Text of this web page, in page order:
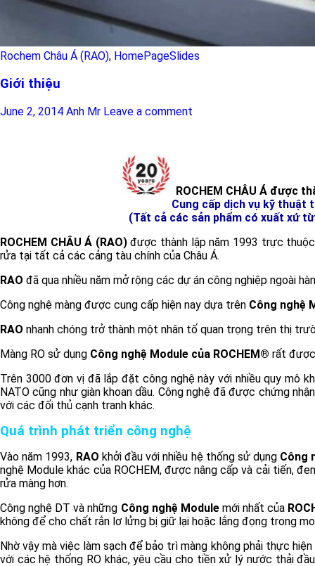
Rochem Châu Á (RAO), HomePageSlides
Giới thiệu
June 2, 2014 Anh Mr Leave a comment
ROCHEM CHÂU Á được
Cung cấp dịch vụ kỹ thuật
(Tất cả các sản phẩm có xuất xứ
ROCHEM CHÂU Á (RAO)được thành lập năm 1993 trực
rửa tại tất cả các cảng tàu chính của Châu Á.
RAO đã qua nhiều năm mở rộng các dự án công nghiệp ngoài
Công nghệ màng được cung cấp hiện nay dựa trên Công nghệ
RAO nhanh chóng trở thành một nhân tố quan trọng trên thị
Màng RO sử dụng Công nghệ Module của ROCHEM® rất
Trên 3000 đơn vị đã lắp đặt công nghệ này với nhiều quy mô
NATO cũng như giàn khoan dầu. Công nghệ đã được chứng
với các đối thủ cạnh tranh khác.
Quá trình phát triển công nghệ
Vào năm 1993, RAO khởi đầu với nhiều hệ thống sử dụng Công
nghệ Module khác của ROCHEM, được nâng cấp và cải tiến,
rửa màng hơn.
Công nghệ DT và những Công nghệ Modulemới nhất của
không để cho chất rắn lơ lửng bị giữ lại hoặc lắng đọng trong
Nhờ vậy mà việc làm sạch để bảo trì màng không phải thực
với các hệ thống RO khác, yêu cầu cho tiền xử lý nước thải